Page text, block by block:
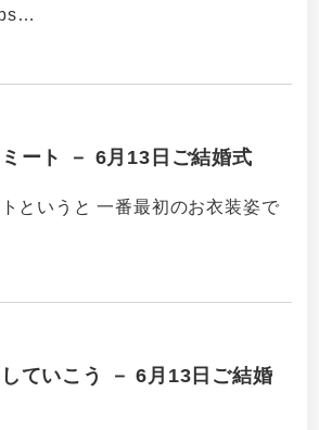
ート － 6月13日ご結婚式
というと 一番最初のお衣装姿で
ていこう － 6月13日ご結婚